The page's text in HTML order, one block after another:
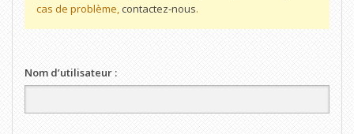
cas de problème, contactez-nous.
Nom d’utilisateur :